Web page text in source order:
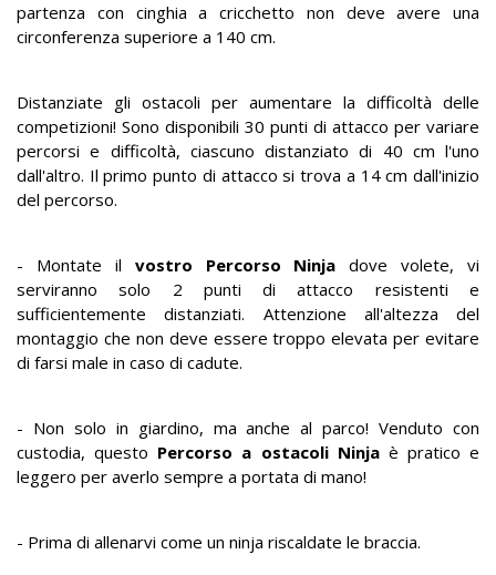
partenza con cinghia a cricchetto non deve avere una
circonferenza superiore a 140 cm.
Distanziate gli ostacoli per aumentare la difficoltà delle
competizioni! Sono disponibili 30 punti di attacco per variare
percorsi e difficoltà, ciascuno distanziato di 40 cm l'uno
dall'altro. Il primo punto di attacco si trova a 14 cm dall'inizio
del percorso.
- Montate il vostro Percorso Ninja dove volete, vi
serviranno solo 2 punti di attacco resistenti e
sufficientemente distanziati. Attenzione all'altezza del
montaggio che non deve essere troppo elevata per evitare
di farsi male in caso di cadute.
- Non solo in giardino, ma anche al parco! Venduto con
custodia, questo Percorso a ostacoli Ninjaè pratico e
leggero per averlo sempre a portata di mano!
- Prima di allenarvi come un ninja riscaldate le braccia.